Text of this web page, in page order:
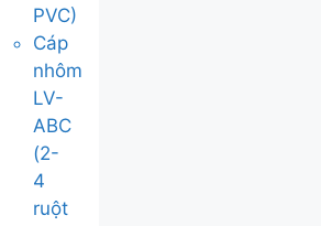
PVC)
Cáp
nhôm
LV-
ABC
(2-
4
ruột